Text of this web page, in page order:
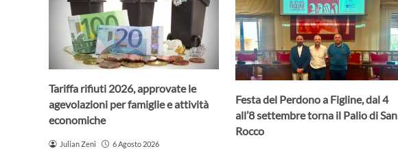
Tariffa rifiuti 2026, approvate le
agevolazioni per famiglie e attività
economiche
Julian Zeni 6 Agosto 2026
Festa del Perdono a Figline, dal 4
all’8 settembre torna il Palio di San
Rocco